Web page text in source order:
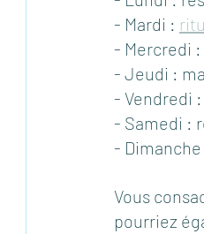
- Mardi :
- Mercredi
- Jeudi :
- Vendredi
- Samedi :
-
Vous
pourriez